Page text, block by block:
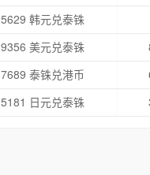
5629 韩元兑泰铢
9356 美元兑泰铢
7689 泰铢兑港币
5181 日元兑泰铢